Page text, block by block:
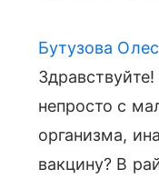
Бутузова
непросто с
организма,
вакцину? В